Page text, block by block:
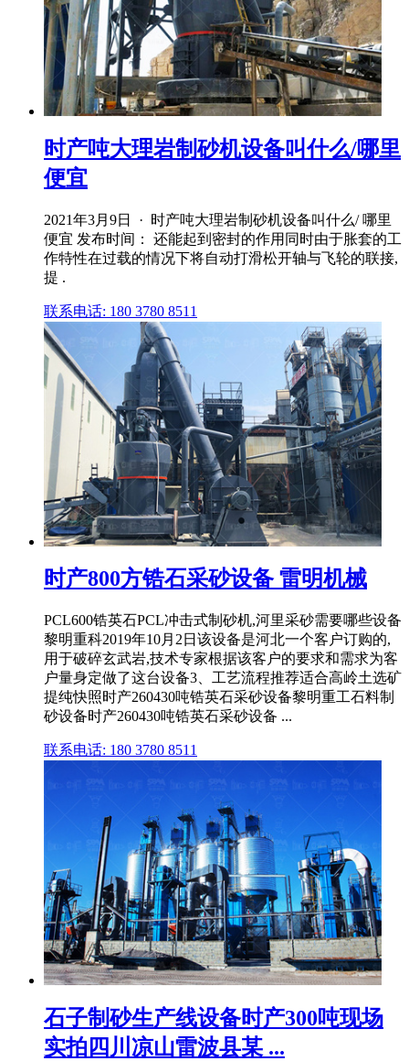
时产吨大理岩制砂机设备叫什么/哪里
便宜
2021年3月9日 · 时产吨大理岩制砂机设备叫什么/ 哪里
便宜 发布时间： 还能起到密封的作用同时由于胀套的工
作特性在过载的情况下将自动打滑松开轴与飞轮的联接,
提 .
联系电话: 180 3780 8511
时产800方锆石采砂设备 雷明机械
PCL600锆英石PCL冲击式制砂机,河里采砂需要哪些设备
黎明重科2019年10月2日该设备是河北一个客户订购的,
用于破碎玄武岩,技术专家根据该客户的要求和需求为客
户量身定做了这台设备3、工艺流程推荐适合高岭土选矿
提纯快照时产260430吨锆英石采砂设备黎明重工石料制
砂设备时产260430吨锆英石采砂设备 ...
联系电话: 180 3780 8511
石子制砂生产线设备时产300吨现场
实拍四川凉山雷波县某 ...